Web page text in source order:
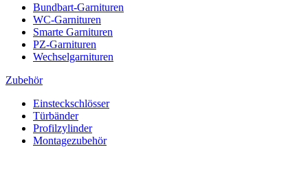
Bundbart-Garnituren
WC-Garnituren
Smarte Garnituren
PZ-Garnituren
Wechselgarnituren
Zubehör
Einsteckschlösser
Türbänder
Profilzylinder
Montagezubehör